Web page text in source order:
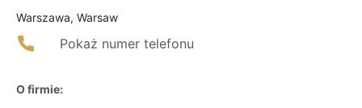
Warszawa, Warsaw
Pokaż numer telefonu
O firmie: